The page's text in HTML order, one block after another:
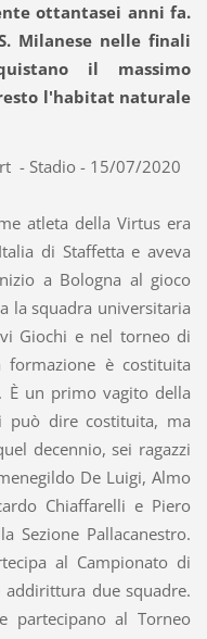
ottantasei anni fa.
Milanese nelle finali
il massimo
l'habitat naturale
- Stadio - 15/07/2020
atleta della Virtus era
di Staffetta e aveva
a Bologna al gioco
la squadra universitaria
Giochi e nel torneo di
formazione è costituita
È un primo vagito della
può dire costituita, ma
decennio, sei ragazzi
De Luigi, Almo
Chiaffarelli e Piero
Sezione Pallacanestro.
al Campionato di
due squadre.
partecipano al Torneo